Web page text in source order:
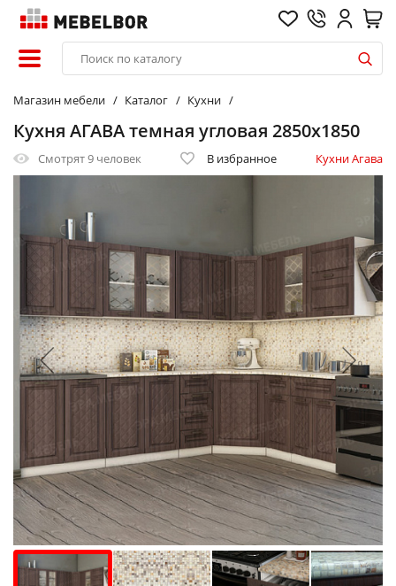
Магазин мебели Каталог Кухни
Кухня АГАВА темная угловая 2850х1850
Смотрят9 человек В избранное Кухни Агава